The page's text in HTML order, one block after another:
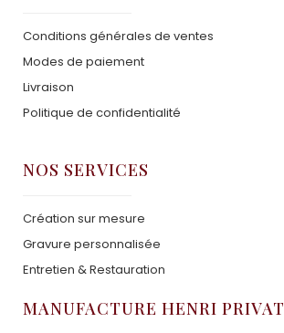
Conditions générales de ventes
Modes de paiement
Livraison
Politique de confidentialité
NOS SERVICES
Création sur mesure
Gravure personnalisée
Entretien & Restauration
MANUFACTURE HENRI PRIVAT